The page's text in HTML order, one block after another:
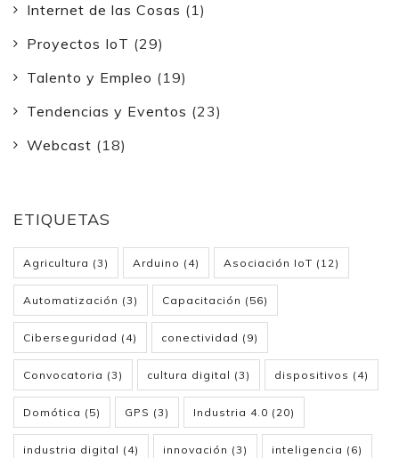
Internet de las Cosas (1)
Proyectos IoT (29)
Talento y Empleo (19)
Tendencias y Eventos (23)
Webcast (18)
ETIQUETAS
Agricultura (3) Arduino (4) Asociación IoT (12)
Automatización (3) Capacitación (56)
Ciberseguridad (4) conectividad (9)
Convocatoria (3) cultura digital (3) dispositivos (4)
Domótica (5) GPS (3) Industria 4.0 (20)
industria digital (4) innovación (3) inteligencia (6)